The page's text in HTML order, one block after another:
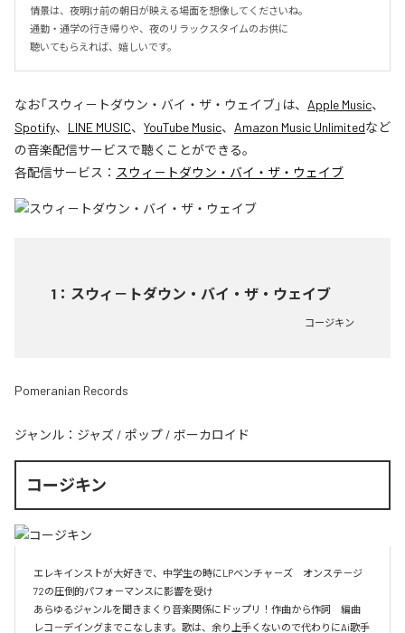
情景は、夜明け前の朝日が映える場面を想像してくださいね。
通勤・通学の行き帰りや、夜のリラックスタイムのお供に
聴いてもらえれば、嬉しいです。
なお「スウィ－トダウン・バイ・ザ・ウェイブ」は、 Apple Music、
Spotify、 LINE MUSIC、 YouTube Music、 Amazon Music Unlimitedなど
の音楽配信サービスで聴くことができる。
各配信サービス： スウィ－トダウン・バイ・ザ・ウェイブ
1 ： スウィ－トダウン・バイ・ザ・ウェイブ
コージキン
Pomeranian Records
ジャンル： ジャズ / ポップ / ボーカロイド
コージキン
エレキインストが大好きで、中学生の時にLPベンチャ－ズ　オンステ－ジ
72の圧倒的パフォ－マンスに影響を受け
あらゆるジャンルを聞きまくり音楽関係にドップリ！作曲から作詞　編曲
レコ－デイングまでこなします。歌は、余り上手くないので代わりにAi歌手